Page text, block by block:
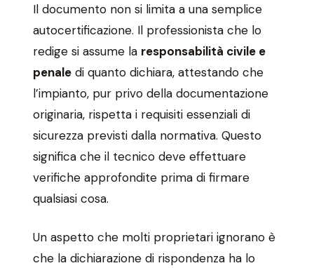
Il documento non si limita a una semplice
autocertificazione. Il professionista che lo
redige si assume la responsabilità civile e
penale di quanto dichiara, attestando che
l’impianto, pur privo della documentazione
originaria, rispetta i requisiti essenziali di
sicurezza previsti dalla normativa. Questo
significa che il tecnico deve effettuare
verifiche approfondite prima di firmare
qualsiasi cosa.
Un aspetto che molti proprietari ignorano è
che la dichiarazione di rispondenza ha lo